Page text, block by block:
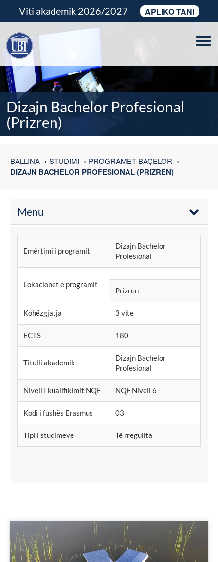
Viti akademik 2026/2027 APLIKO TANI
Dizajn Bachelor Profesional
(Prizren)
BALLINA STUDIMI PROGRAMET BAÇELOR
DIZAJN BACHELOR PROFESIONAL (PRIZREN)
Menu
Emërtimi i programit
Dizajn Bachelor
Profesional
Lokacionet e programit
Prizren
Kohëzgjatja 3 vite
ECTS 180
Titulli akademik
Dizajn Bachelor
Profesional
Niveli I kualifikimit NQF NQF Niveli 6
Kodi i fushës Erasmus 03
Tipi i studimeve Të rregullta